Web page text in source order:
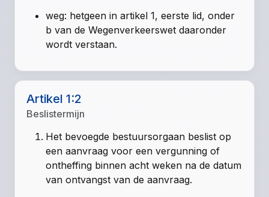
weg: hetgeen in artikel 1, eerste lid, onder
b van de Wegenverkeerswet daaronder
wordt verstaan.
Artikel 1:2
Beslistermijn
Het bevoegde bestuursorgaan beslist op
een aanvraag voor een vergunning of
ontheffing binnen acht weken na de datum
van ontvangst van de aanvraag.